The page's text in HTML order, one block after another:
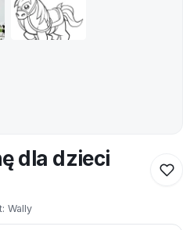
dla dzieci
Wally